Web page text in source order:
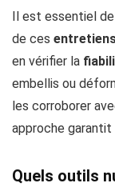
Il est essentiel
de ces
en vérifier la
embellis ou
les corroborer
approche garantit
Quels outils